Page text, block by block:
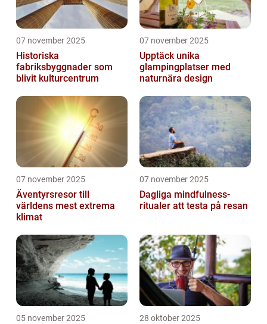
07 november 2025
Historiska
fabriksbyggnader som
blivit kulturcentrum
07 november 2025
Upptäck unika
glampingplatser med
naturnära design
07 november 2025
Äventyrsresor till
världens mest extrema
klimat
07 november 2025
Dagliga mindfulness-
ritualer att testa på resan
05 november 2025 28 oktober 2025